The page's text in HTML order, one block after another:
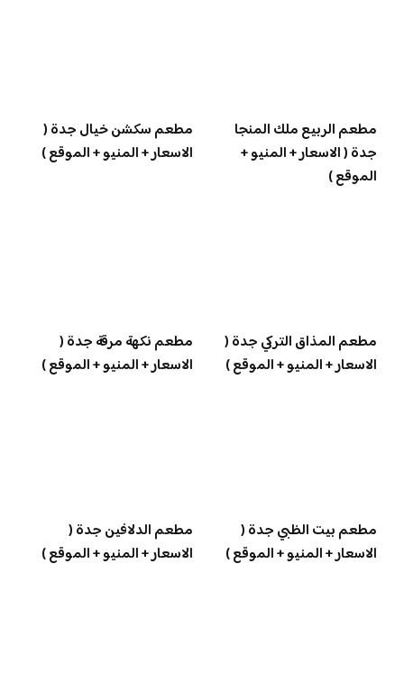
مطعم الربيع ملك المنجا
جدة ( الاسعار + المنيو +
الموقع )
مطعم سكشن خيال جدة (
الاسعار + المنيو + الموقع )
مطعم المذاق التركي جدة (
الاسعار + المنيو + الموقع )
مطعم نكهة مرقة جدة (
الاسعار + المنيو + الموقع )
مطعم بيت الظبي جدة (
الاسعار + المنيو + الموقع )
مطعم الدلافين جدة (
الاسعار + المنيو + الموقع )